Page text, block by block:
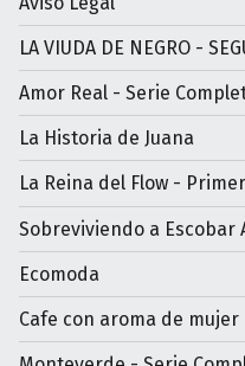
LA VIUDA DE NEGRO -
Amor Real - Serie
La Historia de Juana
La Reina del Flow -
Sobreviviendo a Escobar
Ecomoda
Cafe con aroma de